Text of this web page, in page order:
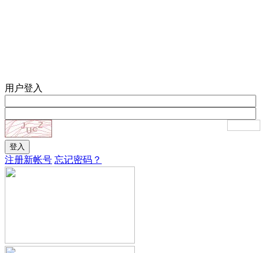
用户登入
注册新帐号 忘记密码？